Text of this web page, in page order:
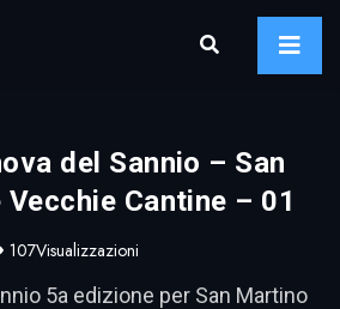
del Sannio – San
Cantine – 01
107Visualizzazioni
5a edizione per San Martino